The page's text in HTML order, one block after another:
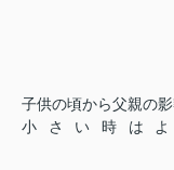
子供の頃から父親の
小さい時は